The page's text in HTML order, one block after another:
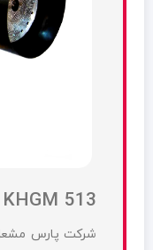
KHGM 513 :
شرکت پارس مشعل